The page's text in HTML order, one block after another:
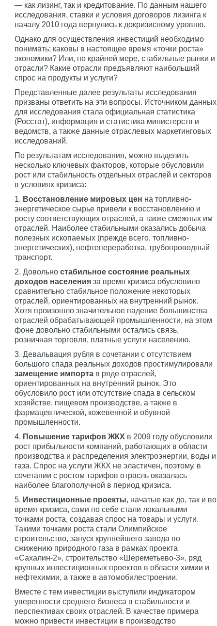
— как лизинг, так и кредитование. По данным нашего
исследования, ставки и условия договоров лизинга к
началу 2010 года вернулись к докризисному уровню.
Однако для осуществления инвестиций необходимо
понимать: каковы в настоящее время «точки роста»
экономики? Или, по крайней мере, стабильные рынки и
отрасли? Какие отрасли предъявляют наибольший
спрос на продукты и услуги?
Представленные далее результаты исследования
призваны ответить на эти вопросы. Источником данных
для исследования стала официальная статистика
(Росстат), информация и статистика министерств и
ведомств, а также данные отраслевых маркетинговых
исследований.
По результатам исследования, можно выделить
несколько ключевых факторов, которые обусловили
рост или стабильность отдельных отраслей и секторов
в условиях кризиса:
1. Восстановление мировых цен на топливно-
энергетическое сырье привели к восстановлению и
росту соответствующих отраслей, а также смежных им
отраслей. Наиболее стабильными оказались добыча
полезных ископаемых (прежде всего, топливно-
энергетических), нефтепереработка, трубопроводный
транспорт.
2. Довольно стабильное состояние реальных
доходов населения за время кризиса обусловило
сравнительно стабильное положение некоторых
отраслей, ориентированных на внутренний рынок.
Хотя произошло значительное падение большинства
отраслей обрабатывающей промышленности, на этом
фоне довольно стабильными остались связь,
розничная торговля, платные услуги населению.
3. Девальвация рубля в сочетании с отсутствием
большого спада реальных доходов простимулировали
замещение импорта в ряде отраслей,
ориентированных на внутренний рынок. Это
обусловило рост или отсутствие спада в сельском
хозяйстве, пищевом производстве, а также в
фармацевтической, кожевенной и обувной
промышленности.
4. Повышение тарифов ЖКХ в 2009 году обусловили
рост прибыльности компаний, работающих в области
производства и распределения электроэнергии, воды и
газа. Спрос на услуги ЖКХ не эластичен, поэтому, в
сочетании с ростом тарифов отрасль оказалась
наиболее благополучной в период кризиса.
5. Инвестиционные проекты, начатые как до, так и во
время кризиса, сами по себе стали локальными
точками роста, создавая спрос на товары и услуги.
Такими точками роста стали Олимпийское
строительство, запуск крупнейшего завода по
сжижению природного газа в рамках проекта
«Сахалин-2», строительство «Шереметьево-3», ряд
крупных инвестиционных проектов в области химии и
нефтехимии, а также в автомобилестроении.
Вместе с тем инвестиции выступили индикатором
уверенности среднего бизнеса в стабильности и
перспективах своих отраслей. В качестве примера
можно привести инвестиции в производство